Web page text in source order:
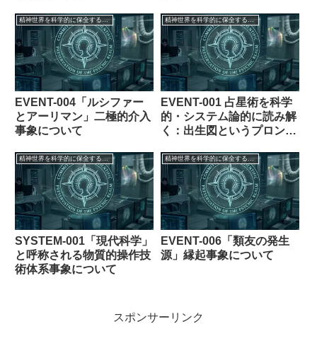
精神世界を科学的に保全する委員会【フェイク創作】
EVENT-004「ルシファー
とアーリマン」二極的介入
事象について
精神世界を科学的に保全する委員会【フェイク創作】
EVENT-001 占星術を科学
的・システム論的に読み解
く：出生図というプロンプ
精神世界を科学的に保全する委員会【フェイク創作】
SYSTEM-001「現代科学」
と呼称される物質的操作技
術体系事象について
精神世界を科学的に保全する委員会【フェイク創作】
EVENT-006「類友の発生
源」縁起事象について
スポンサーリンク